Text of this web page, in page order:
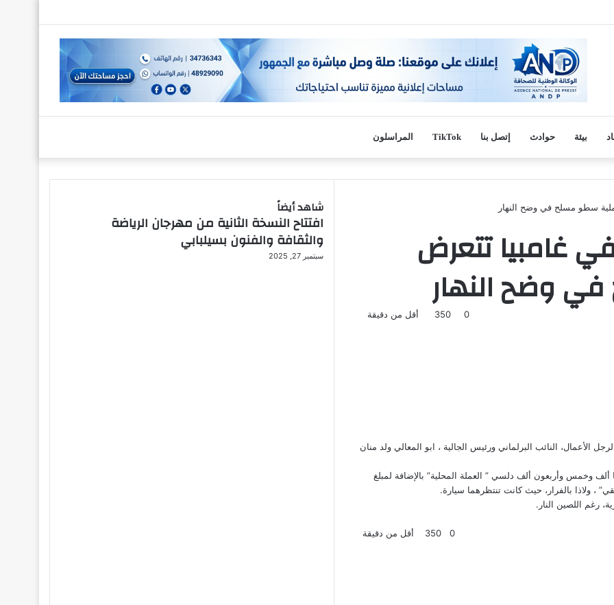
الدخول
بيئة حوادث إتصل بنا TikTok المراسلون
سطو مسلح في وضح النهار
غامبيا تتعرض
وضح النهار
0 أقل من دقيقة
النائب البرلماني ورئيس الجالية ، ابو المعالي ولد منان
رغم اللصين النار.
0 أقل من دقيقة
شاهد أيضاً
إغلاق
افتتاح النسخة الثانية من مهرجان الرياضة
والثقافة والفنون بسيلبابي
سبتمبر 27, 2025